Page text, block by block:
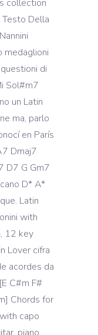
collection
Della
medaglioni
di
Sol#m7
un Latin
ma, parlo
en París
Dmaj7
D7 G Gm7
D* A*
Latin
with
12 key
Lover cifra
acordes da
C#m F#
Chords for
capo